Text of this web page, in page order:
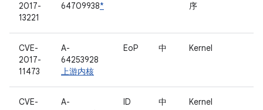
2017-
13221
64709938*
序
CVE-
2017-
11473
A-
64253928
上游内核
EoP 中 Kernel
CVE-
A-
ID 中 Kernel